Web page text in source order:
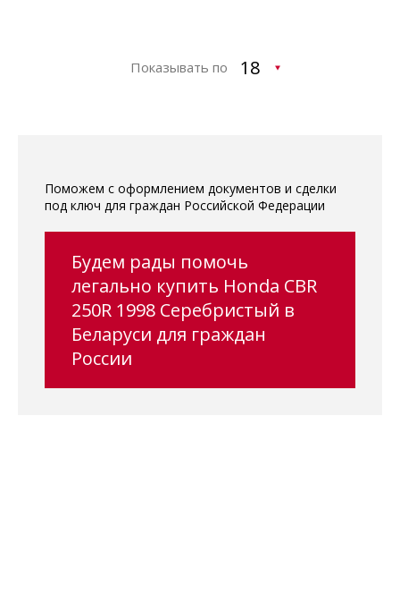
Показывать по
Поможем с оформлением документов и сделки
под ключ для граждан Российской Федерации
Будем рады помочь
легально купить Honda CBR
250R 1998 Серебристый в
Беларуси для граждан
России